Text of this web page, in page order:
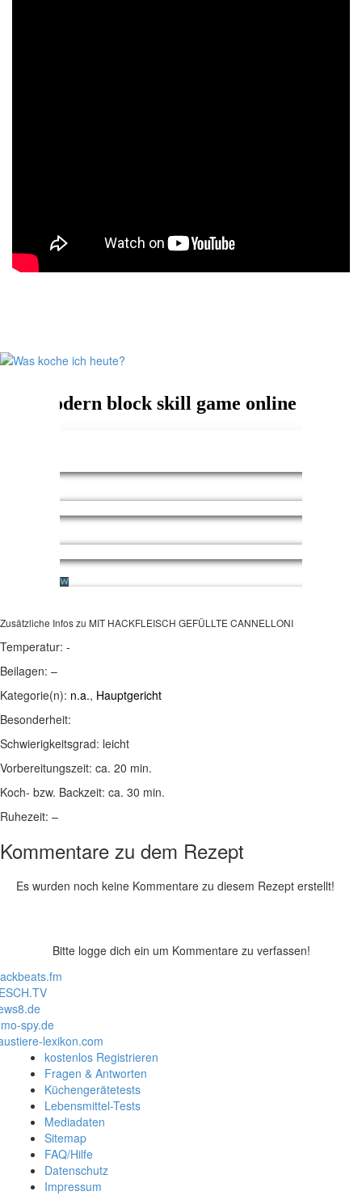
Zusätzliche Infos zu MIT HACKFLEISCH GEFÜLLTE CANNELLONI
Temperatur: -
Beilagen: –
Kategorie(n): n.a., Hauptgericht
Besonderheit:
Schwierigkeitsgrad: leicht
Vorbereitungszeit: ca. 20 min.
Koch- bzw. Backzeit: ca. 30 min.
Ruhezeit: –
Kommentare zu dem Rezept
Es wurden noch keine Kommentare zu diesem Rezept erstellt!
Bitte logge dich ein um Kommentare zu verfassen!
spy.de
lexikon.com
kostenlos Registrieren
Fragen & Antworten
Küchengerätetests
Lebensmittel-Tests
Mediadaten
Sitemap
FAQ/Hilfe
Datenschutz
Impressum